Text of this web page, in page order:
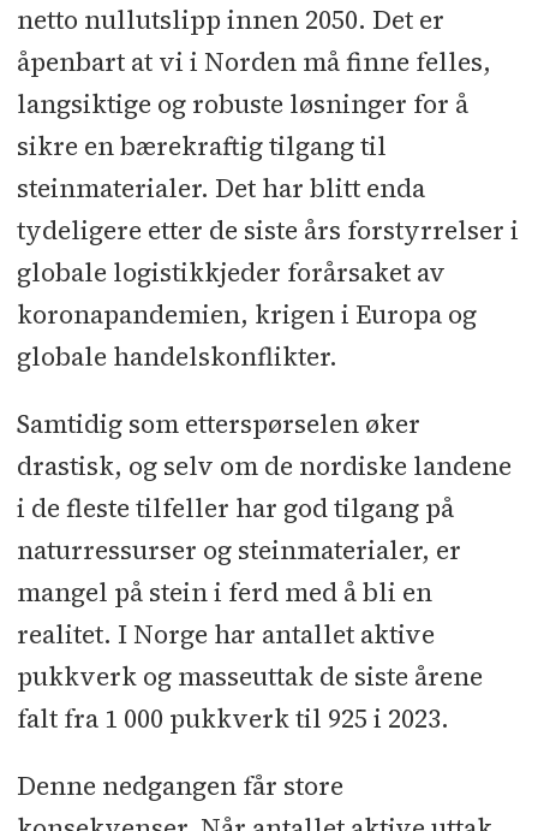
netto nullutslipp innen 2050. Det er
åpenbart at vi i Norden må finne felles,
langsiktige og robuste løsninger for å
sikre en bærekraftig tilgang til
steinmaterialer. Det har blitt enda
tydeligere etter de siste års forstyrrelser i
globale logistikkjeder forårsaket av
koronapandemien, krigen i Europa og
globale handelskonflikter.
Samtidig som etterspørselen øker
drastisk, og selv om de nordiske landene
i de fleste tilfeller har god tilgang på
naturressurser og steinmaterialer, er
mangel på stein i ferd med å bli en
realitet. I Norge har antallet aktive
pukkverk og masseuttak de siste årene
falt fra 1 000 pukkverk til 925 i 2023.
Denne nedgangen får store